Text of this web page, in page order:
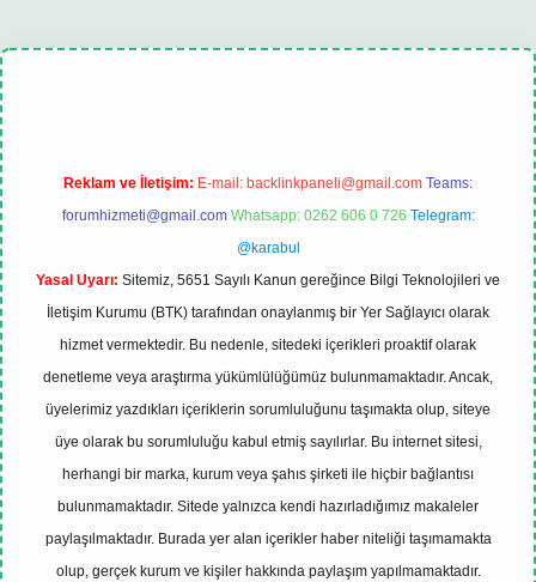
tulipbet güncel
Reklam ve İletişim: E-mail: backlinkpaneli@gmail.com Teams:
forumhizmeti@gmail.com Whatsapp: 0262 606 0 726 Telegram:
@karabul
Yasal Uyarı: Sitemiz, 5651 Sayılı Kanun gereğince Bilgi Teknolojileri ve
İletişim Kurumu (BTK) tarafından onaylanmış bir Yer Sağlayıcı olarak
hizmet vermektedir. Bu nedenle, sitedeki içerikleri proaktif olarak
denetleme veya araştırma yükümlülüğümüz bulunmamaktadır. Ancak,
üyelerimiz yazdıkları içeriklerin sorumluluğunu taşımakta olup, siteye
üye olarak bu sorumluluğu kabul etmiş sayılırlar. Bu internet sitesi,
herhangi bir marka, kurum veya şahıs şirketi ile hiçbir bağlantısı
bulunmamaktadır. Sitede yalnızca kendi hazırladığımız makaleler
paylaşılmaktadır. Burada yer alan içerikler haber niteliği taşımamakta
olup, gerçek kurum ve kişiler hakkında paylaşım yapılmamaktadır.